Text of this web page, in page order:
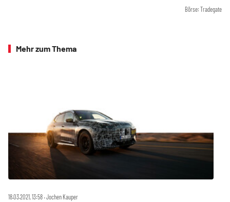
Börse: Tradegate
Mehr zum Thema
18.03.2021, 13:58 ‧ Jochen Kauper